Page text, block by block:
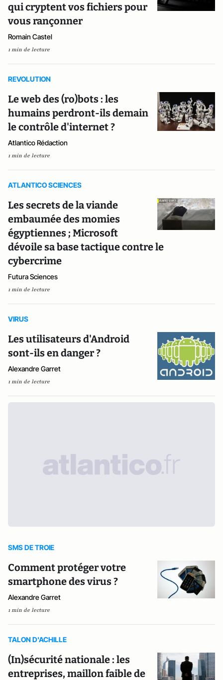
qui cryptent vos fichiers pour
vous rançonner
Romain Castel
1 min de lecture
REVOLUTION
Le web des (ro)bots : les
humains perdront-ils demain
le contrôle d'internet ?
Atlantico Rédaction
1 min de lecture
ATLANTICO SCIENCES
Les secrets de la viande
embaumée des momies
égyptiennes ; Microsoft
dévoile sa base tactique contre le
cybercrime
Futura Sciences
1 min de lecture
VIRUS
Les utilisateurs d'Android
sont-ils en danger ?
Alexandre Garret
1 min de lecture
SMS DE TROIE
Comment protéger votre
smartphone des virus ?
Alexandre Garret
1 min de lecture
TALON D'ACHILLE
(In)sécurité nationale : les
entreprises, maillon faible de